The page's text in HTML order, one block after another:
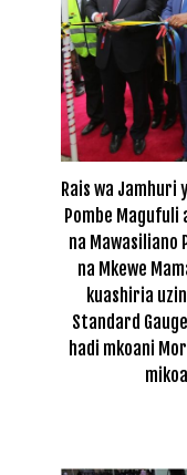
Rais wa Jamhuri
Pombe Magufuli
na Mawasiliano
na Mkewe
kuashiria
Standard
hadi mkoani